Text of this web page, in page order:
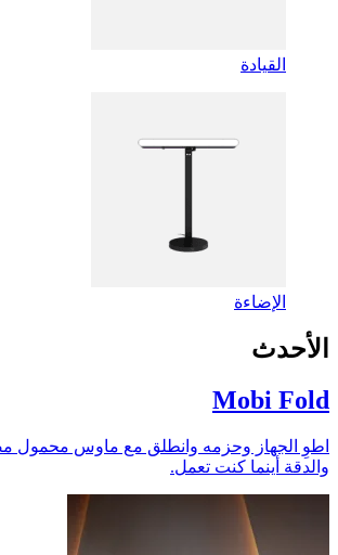
القيادة
الإضاءة
الأحدث
Mobi Fold
اطوِ الجهاز وحزمه وانطلق مع ماوس محمول
والدقة أينما كنت تعمل.